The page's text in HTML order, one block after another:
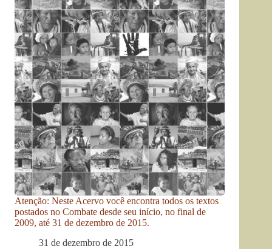
Atenção: Neste Acervo você encontra todos os textos
postados no Combate desde seu início, no final de
2009, até 31 de dezembro de 2015.
31 de dezembro de 2015